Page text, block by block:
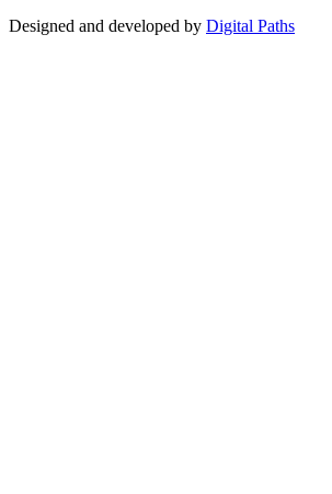
Designed and developed by Digital Paths